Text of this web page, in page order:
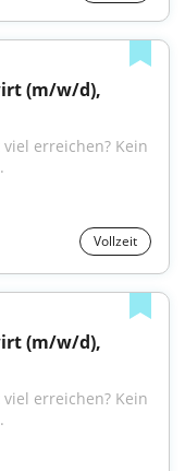
(m/w/d),
erreichen? Kein
Vollzeit
(m/w/d),
erreichen? Kein